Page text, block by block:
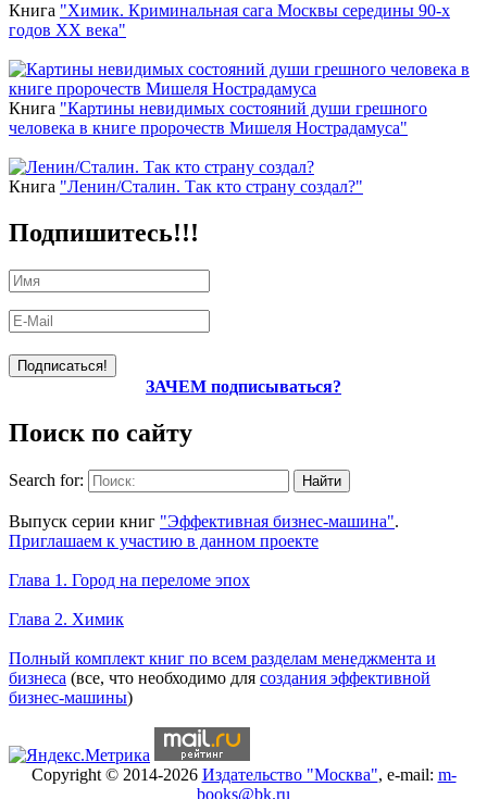
Книга "Химик. Криминальная сага Москвы середины 90-х
годов ХХ века"
Книга "Картины невидимых состояний души грешного
человека в книге пророчеств Мишеля Нострадамуса"
Книга "Ленин/Сталин. Так кто страну создал?"
Подпишитесь!!!
ЗАЧЕМ подписываться?
Поиск по сайту
Search for:
Выпуск серии книг "Эффективная бизнес-машина".
Приглашаем к участию в данном проекте
Глава 1. Город на переломе эпох
Глава 2. Химик
Полный комплект книг по всем разделам менеджмента и
бизнеса (все, что необходимо для создания эффективной
бизнес-машины)
Copyright © 2014-2026 Издательство "Москва", e-mail: m-
books@bk.ru